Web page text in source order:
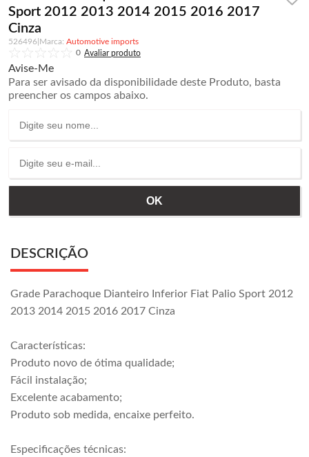
Sport 2012 2013 2014 2015 2016 2017
Cinza
526496
Automotive imports
0
Avise-Me
Para ser avisado da disponibilidade deste Produto, basta
preencher os campos abaixo.
DESCRIÇÃO
Grade Parachoque Dianteiro Inferior Fiat Palio Sport 2012
2013 2014 2015 2016 2017 Cinza
Características:
Produto novo de ótima qualidade;
Fácil instalação;
Excelente acabamento;
Produto sob medida, encaixe perfeito.
Especificações técnicas: